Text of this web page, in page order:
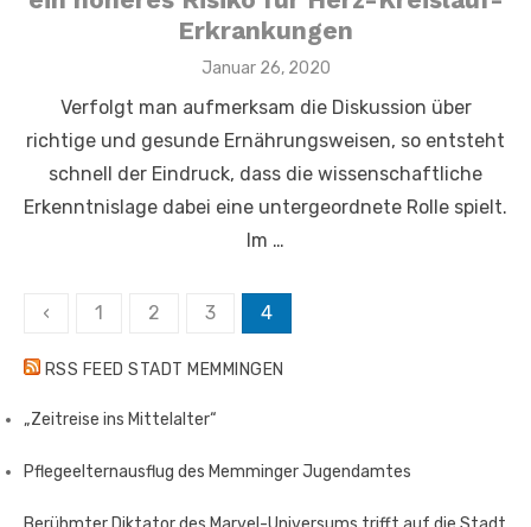
Erkrankungen
Veröffentlicht
Januar 26, 2020
Verfolgt man aufmerksam die Diskussion über
richtige und gesunde Ernährungsweisen, so entsteht
schnell der Eindruck, dass die wissenschaftliche
Erkenntnislage dabei eine untergeordnete Rolle spielt.
Im …
Seitennummerierung
Beiträge
‹ 1 2 3 4
RSS FEED STADT MEMMINGEN
„Zeitreise ins Mittelalter“
Pflegeelternausflug des Memminger Jugendamtes